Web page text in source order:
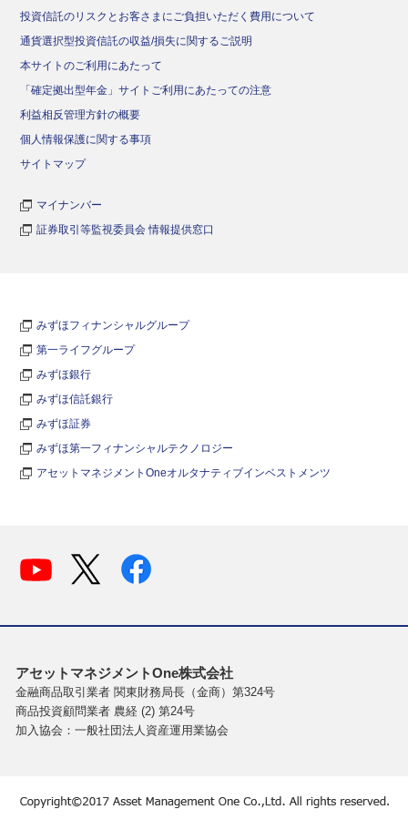
投資信託のリスクとお客さまにご負担いただく費用について
通貨選択型投資信託の収益/損失に関するご説明
本サイトのご利用にあたって
「確定拠出型年金」サイトご利用にあたっての注意
利益相反管理方針の概要
個人情報保護に関する事項
サイトマップ
マイナンバー
証券取引等監視委員会 情報提供窓口
みずほフィナンシャルグループ
第一ライフグループ
みずほ銀行
みずほ信託銀行
みずほ証券
みずほ第一フィナンシャルテクノロジー
アセットマネジメントOneオルタナティブインベストメンツ
アセットマネジメントOne株式会社
金融商品取引業者 関東財務局長（金商）第324号
商品投資顧問業者 農経 (2) 第24号
加入協会：一般社団法人資産運用業協会